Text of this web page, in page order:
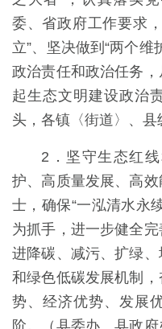
委、省政府工作要求
立”、坚决做到“两个
政治责任和政治任务
起生态文明建设政治
头，各镇〈街道〉、县
2．坚守生态红
护、高质量发展、高
士，确保“一泓清水永
为抓手，进一步健全
进降碳、减污、扩绿
和绿色低碳发展机制
势、经济优势、发展
阶。（县委办、县政